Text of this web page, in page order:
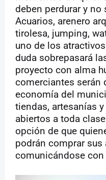
deben perdurar y
Acuarios, arenero
tirolesa, jumping,
uno de los
duda sobrepasará
proyecto con alma
comerciantes serán
economía del
tiendas, artesanías
abiertos a toda
opción de que
podrán comprar sus
comunicándose